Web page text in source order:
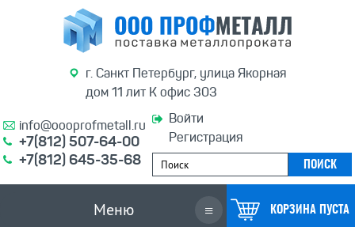
г. Санкт Петербург, улица Якорная
дом 11 лит К офис 303
info@oooprofmetall.ru
+7(812) 507-64-00
+7(812) 645-35-68
Войти
Регистрация
Меню ≡ КОРЗИНА ПУСТА